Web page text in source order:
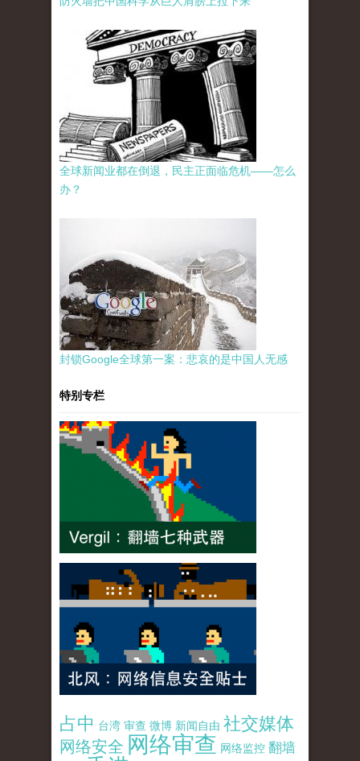
全球新闻业都在倒退，民主正面临危机——怎么
办？
封锁Google全球第一案：悲哀的是中国人无感
特别专栏
占中 台湾 审查 微博 新闻自由 社交媒体
网络安全 网络审查 网络监控 翻墙